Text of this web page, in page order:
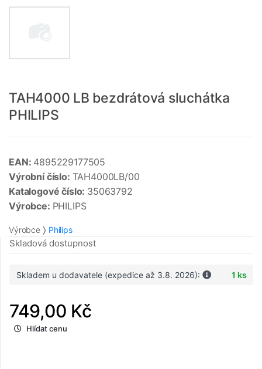
TAH4000 LB bezdrátová sluchátka
PHILIPS
EAN: 4895229177505
Výrobní číslo: TAH4000LB/00
Katalogové číslo: 35063792
Výrobce: PHILIPS
Výrobce Philips
Skladová dostupnost
Skladem u dodavatele (expedice až 3.8. 2026): 1 ks
749,00 Kč
Hlídat cenu